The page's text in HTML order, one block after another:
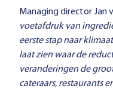
Managing director Jan
voetafdruk van
eerste stap naar
laat zien waar de
veranderingen de
cateraars, restaurants